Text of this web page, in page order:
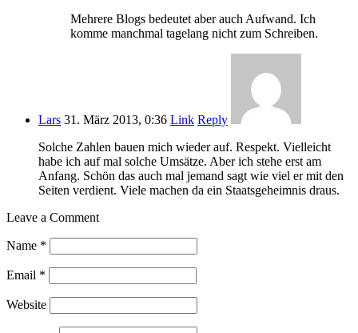
Mehrere Blogs bedeutet aber auch Aufwand. Ich
komme manchmal tagelang nicht zum Schreiben.
Lars 31. März 2013, 0:36 Link Reply
Solche Zahlen bauen mich wieder auf. Respekt. Vielleicht
habe ich auf mal solche Umsätze. Aber ich stehe erst am
Anfang. Schön das auch mal jemand sagt wie viel er mit den
Seiten verdient. Viele machen da ein Staatsgeheimnis draus.
Leave a Comment
Name *
Email *
Website